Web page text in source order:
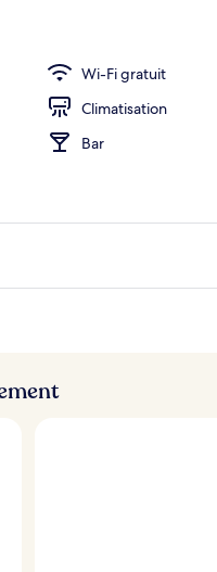
Wi-Fi gratuit
Climatisation
Bar